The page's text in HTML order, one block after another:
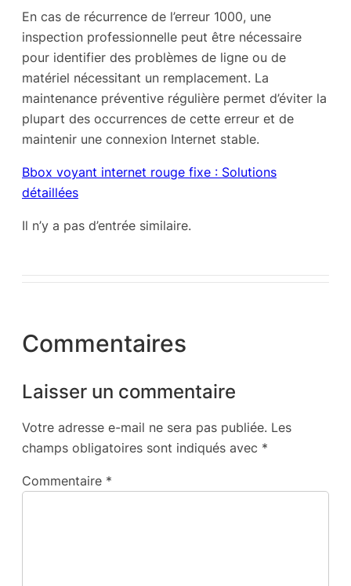
En cas de récurrence de l’erreur 1000, une
inspection professionnelle peut être nécessaire
pour identifier des problèmes de ligne ou de
matériel nécessitant un remplacement. La
maintenance préventive régulière permet d’éviter la
plupart des occurrences de cette erreur et de
maintenir une connexion Internet stable.
Bbox voyant internet rouge fixe : Solutions
détaillées
Il n’y a pas d’entrée similaire.
Commentaires
Laisser un commentaire
Votre adresse e-mail ne sera pas publiée. Les
champs obligatoires sont indiqués avec *
Commentaire *